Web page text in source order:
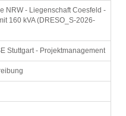
NRW - Liegenschaft Coesfeld -
160 kVA (DRESO_S-2026-
Stuttgart - Projektmanagement